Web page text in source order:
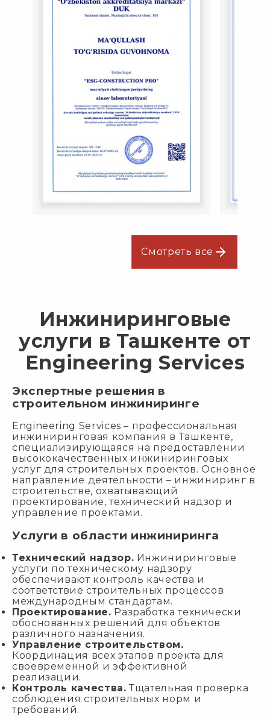
Смотреть все
Инжиниринговые
услуги в Ташкенте от
Engineering Services
Экспертные решения в
строительном инжиниринге
Engineering Services – профессиональная
инжиниринговая компания в Ташкенте,
специализирующаяся на предоставлении
высококачественных инжиниринговых
услуг для строительных проектов. Основное
направление деятельности – инжиниринг в
строительстве, охватывающий
проектирование, технический надзор и
управление проектами.
Услуги в области инжиниринга
Технический надзор. Инжиниринговые
услуги по техническому надзору
обеспечивают контроль качества и
соответствие строительных процессов
международным стандартам.
Проектирование. Разработка технически
обоснованных решений для объектов
различного назначения.
Управление строительством.
Координация всех этапов проекта для
своевременной и эффективной
реализации.
Контроль качества. Тщательная проверка
соблюдения строительных норм и
требований.